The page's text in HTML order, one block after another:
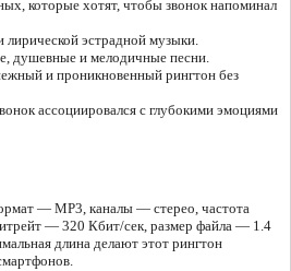
которые хотят, чтобы звонок напоминал
эстрадной музыки.
душевные и мелодичные песни.
и проникновенный рингтон без
ассоциировался с глубокими эмоциями
— MP3, каналы — стерео, частота
— 320 Кбит/сек, размер файла — 1.4
длина делают этот рингтон